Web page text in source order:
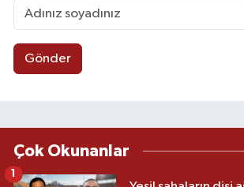
Gönder
Çok Okunanlar